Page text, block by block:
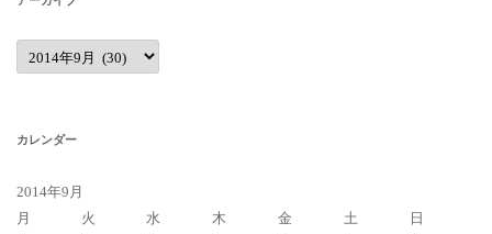
ア
ー
カ
カレンダー
2014年9月
月
火 水 木 金 土
日